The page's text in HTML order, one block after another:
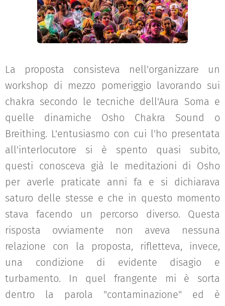
La proposta consisteva nell'organizzare un
workshop di mezzo pomeriggio lavorando sui
chakra secondo le tecniche dell'Aura Soma e
quelle dinamiche Osho Chakra Sound o
Breithing. L'entusiasmo con cui l'ho presentata
all'interlocutore si è spento quasi subito,
questi conosceva già le meditazioni di Osho
per averle praticate anni fa e si dichiarava
saturo delle stesse e che in questo momento
stava facendo un percorso diverso. Questa
risposta ovviamente non aveva nessuna
relazione con la proposta, rifletteva, invece,
una condizione di evidente disagio e
turbamento. In quel frangente mi è sorta
dentro la parola "contaminazione" ed è